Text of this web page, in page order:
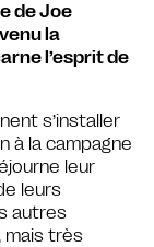
de Joe
la
l’esprit de
s’installer
à la campagne
leur
leurs
autres
mais très